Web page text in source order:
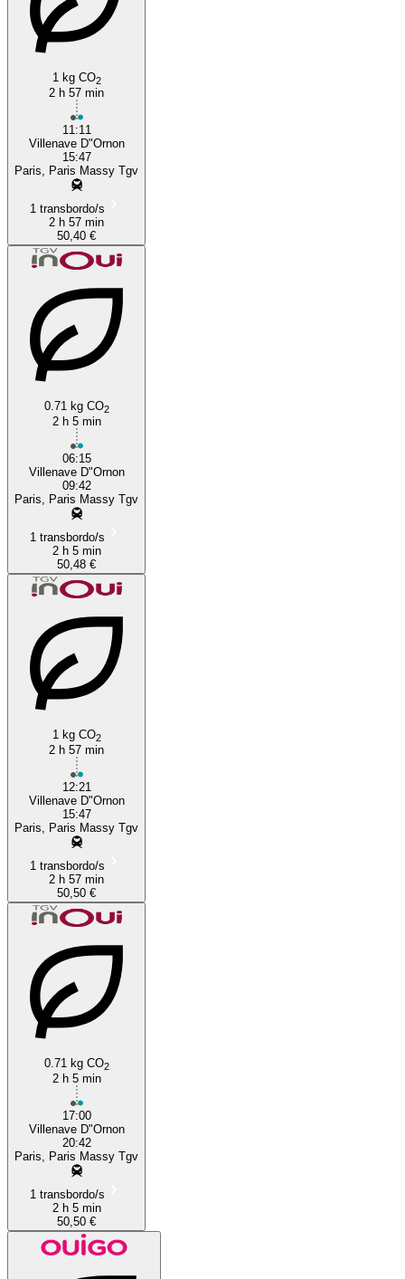
1 kg CO2
2 h 57 min
11:11
Villenave D"Ornon
15:47
Paris, Paris Massy Tgv
1 transbordo/s
2 h 57 min
50,40 €
0.71 kg CO2
2 h 5 min
06:15
Villenave D"Ornon
09:42
Paris, Paris Massy Tgv
1 transbordo/s
2 h 5 min
50,48 €
1 kg CO2
2 h 57 min
12:21
Villenave D"Ornon
15:47
Paris, Paris Massy Tgv
1 transbordo/s
2 h 57 min
50,50 €
0.71 kg CO2
2 h 5 min
17:00
Villenave D"Ornon
20:42
Paris, Paris Massy Tgv
1 transbordo/s
2 h 5 min
50,50 €